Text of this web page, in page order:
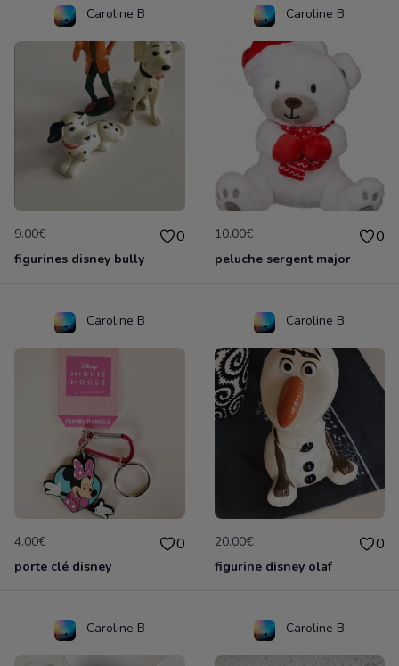
Caroline B
9.00€ 0
figurines disney bully
Caroline B
10.00€ 0
peluche sergent major
Caroline B
4.00€ 0
porte clé disney
Caroline B
20.00€ 0
figurine disney olaf
Caroline B Caroline B